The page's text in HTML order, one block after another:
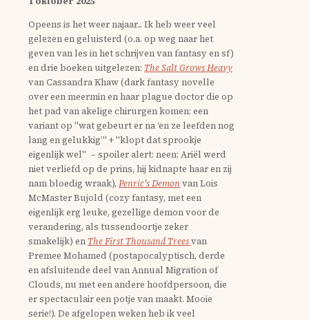
Opeens is het weer najaar... Ik heb weer veel
gelezen en geluisterd (o.a. op weg naar het
geven van les in het schrijven van fantasy en sf)
en drie boeken uitgelezen: The Salt Grows Heavy
van Cassandra Khaw (dark fantasy novelle
over een meermin en haar plague doctor die op
het pad van akelige chirurgen komen: een
variant op "wat gebeurt er na ‘en ze leefden nog
lang en gelukkig’" + "klopt dat sprookje
eigenlijk wel" – spoiler alert: neen: Ariël werd
niet verliefd op de prins, hij kidnapte haar en zij
nam bloedig wraak), Penric's Demonvan Lois
McMaster Bujold (cozy fantasy, met een
eigenlijk erg leuke, gezellige demon voor de
verandering, als tussendoortje zeker
smakelijk) en The First Thousand Treesvan
Premee Mohamed (postapocalyptisch, derde
en afsluitende deel van Annual Migration of
Clouds, nu met een andere hoofdpersoon, die
er spectaculair een potje van maakt. Mooie
serie!). De afgelopen weken heb ik veel